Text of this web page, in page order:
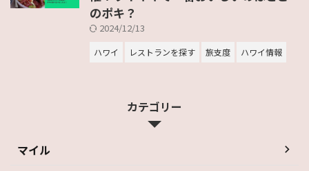
のポキ？
2024/12/13
ハワイ レストランを探す 旅支度 ハワイ情報
カテゴリー
マイル